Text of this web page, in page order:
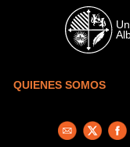
Skip to main content
QUIENES SOMOS